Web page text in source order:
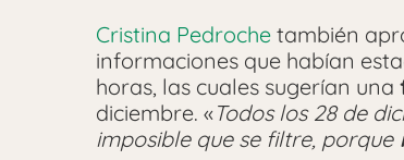
Cristina Pedroche también
informaciones que habían
horas, las cuales sugerían una
diciembre. «Todos los 28 de
imposible que se filtre, porque